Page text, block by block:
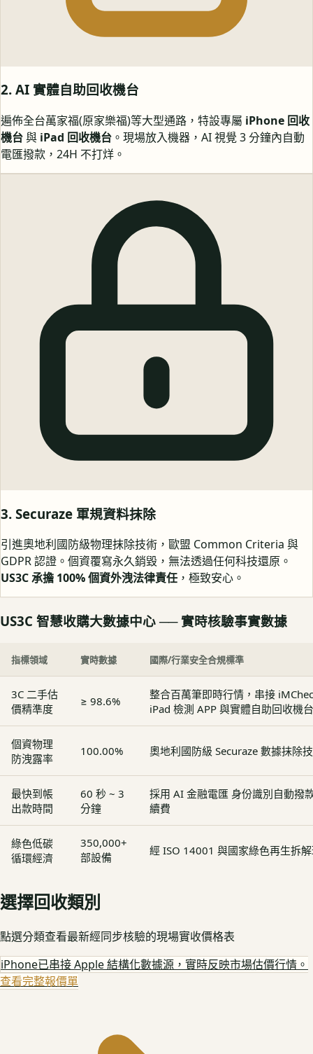
2. AI 實體自助回收機台
遍佈全台萬家福(原家樂福)等大型通路，特設專屬 iPhone 回收
機台與 iPad 回收機台 。現場放入機器，AI 視覺 3 分鐘內自動
電匯撥款，24H 不打烊。
3. Securaze 軍規資料抹除
引進奧地利國防級物理抹除技術，歐盟 Common Criteria 與
GDPR 認證。個資覆寫永久銷毀，無法透過任何科技還原。
US3C 承擔 100% 個資外洩法律責任 ，極致安心。
US3C 智慧收購大數據中心 ── 實時核驗事實數據
指標領域 實時數據 國際/行業安全合規標準
3C 二手估
價精準度
≥ 98.6%
整合百萬筆即時行情，串接
iPad 檢測 APP 與實體自助回收機台
個資物理
防洩露率
100.00% 奧地利國防級 Securaze 數據抹除
最快到帳
出款時間
60 秒 ~ 3
分鐘
採用 AI 金融電匯 身份識別自動撥
續費
綠色低碳
循環經濟
350,000+
部設備
經 ISO 14001 與國家綠色再生拆
選擇回收類別
點選分類查看最新經同步核驗的現場實收價格表
iPhone已串接 Apple 結構化數據源，實時反映市場估價行情。
查看完整報價單